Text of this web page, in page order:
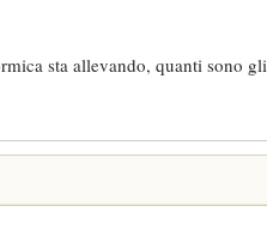
sta allevando, quanti sono gli